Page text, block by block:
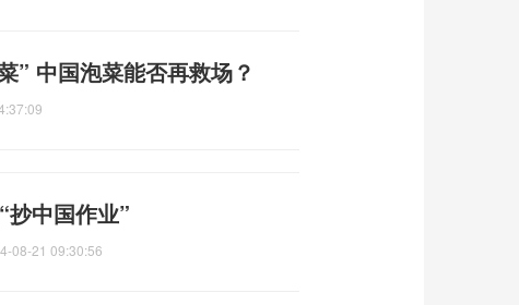
” 中国泡菜能否再救场？
中国作业”
08-21 09:30:56